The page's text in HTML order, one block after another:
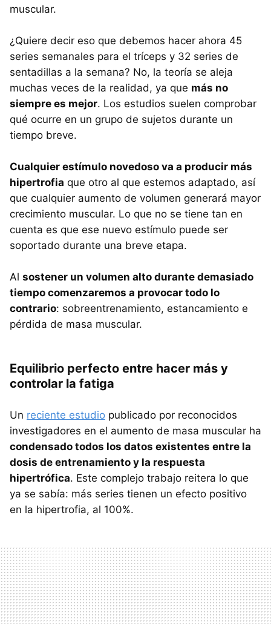
muscular.
¿Quiere decir eso que debemos hacer ahora 45
series semanales para el tríceps y 32 series de
sentadillas a la semana? No, la teoría se aleja
muchas veces de la realidad, ya que más no
siempre es mejor. Los estudios suelen comprobar
qué ocurre en un grupo de sujetos durante un
tiempo breve.
Cualquier estímulo novedoso va a producir más
hipertrofia que otro al que estemos adaptado, así
que cualquier aumento de volumen generará mayor
crecimiento muscular. Lo que no se tiene tan en
cuenta es que ese nuevo estímulo puede ser
soportado durante una breve etapa.
Al sostener un volumen alto durante demasiado
tiempo comenzaremos a provocar todo lo
contrario: sobreentrenamiento, estancamiento e
pérdida de masa muscular.
Equilibrio perfecto entre hacer más y
controlar la fatiga
Un reciente estudio publicado por reconocidos
investigadores en el aumento de masa muscular ha
condensado todos los datos existentes entre la
dosis de entrenamiento y la respuesta
hipertrófica. Este complejo trabajo reitera lo que
ya se sabía: más series tienen un efecto positivo
en la hipertrofia, al 100%.